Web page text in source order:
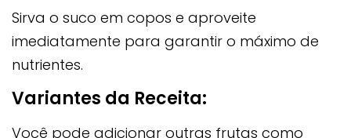
Sirva o suco em copos e aproveite
imediatamente para garantir o máximo de
nutrientes.
Variantes da Receita:
Você pode adicionar outras frutas como